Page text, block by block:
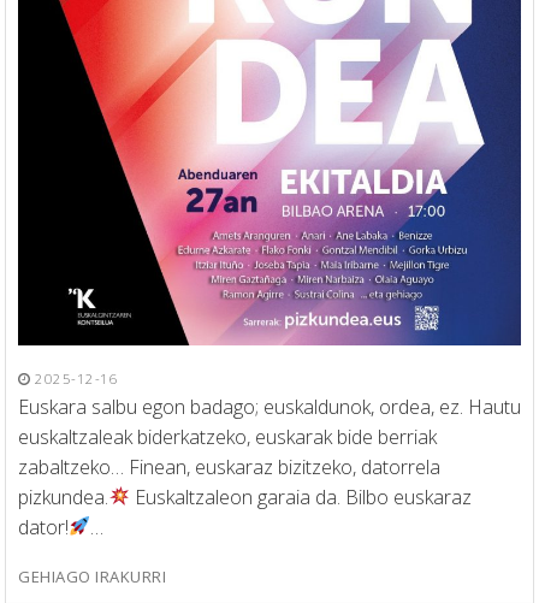
2025-12-16
Euskara salbu egon badago; euskaldunok, ordea, ez. Hautu
euskaltzaleak biderkatzeko, euskarak bide berriak
zabaltzeko… Finean, euskaraz bizitzeko, datorrela
pizkundea.
Euskaltzaleon garaia da. Bilbo euskaraz
dator!
…
GEHIAGO IRAKURRI